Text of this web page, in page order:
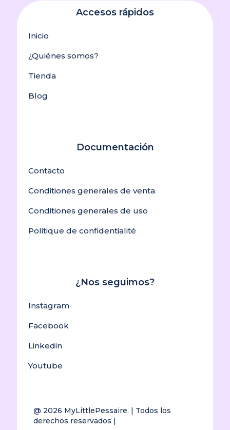
Accesos rápidos
Inicio
¿Quiénes somos?
Tienda
Blog
Documentación
Contacto
Conditiones generales de venta
Conditiones generales de uso
Politique de confidentialité
¿Nos seguimos?
Instagram
Facebook
Linkedin
Youtube
@ 2026 MyLittlePessaire. | Todos los
derechos reservados |